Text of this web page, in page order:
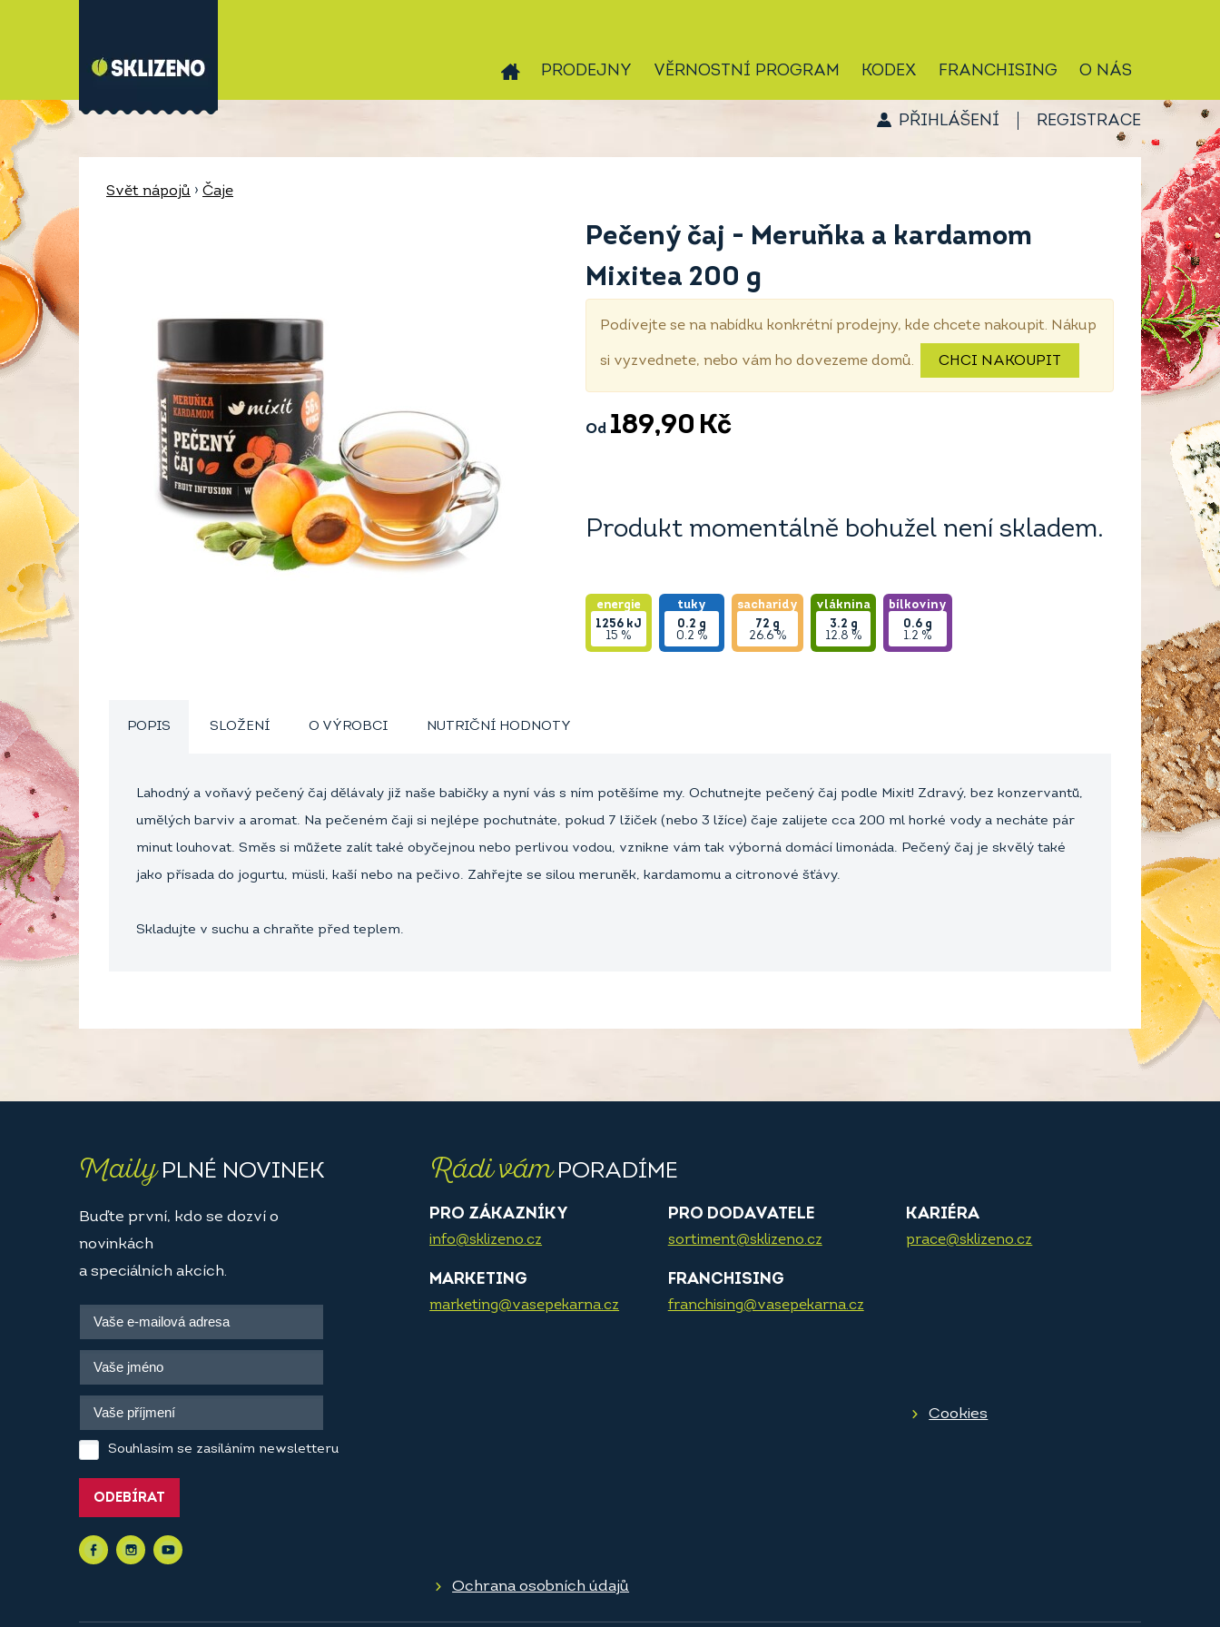
PRODEJNY VĚRNOSTNÍ PROGRAM KODEX FRANCHISING O NÁS
PŘIHLÁŠENÍ REGISTRACE
Svět nápojů › Čaje
Pečený čaj - Meruňka a kardamom
Mixitea 200 g
Podívejte se na nabídku konkrétní prodejny, kde chcete nakoupit. Nákup
si vyzvednete, nebo vám ho dovezeme domů. CHCI NAKOUPIT
Od 189,90 Kč
Produkt momentálně bohužel není skladem.
energie
1256 kJ
15 %
tuky
0.2 g
0.2 %
sacharidy
72 g
26.6 %
vláknina
3.2 g
12.8 %
bílkoviny
0.6 g
1.2 %
POPIS SLOŽENÍ O VÝROBCI NUTRIČNÍ HODNOTY
Lahodný a voňavý pečený čaj dělávaly již naše babičky a nyní vás s ním potěšíme my. Ochutnejte pečený čaj podle Mixit! Zdravý, bez konzervantů,
umělých barviv a aromat. Na pečeném čaji si nejlépe pochutnáte, pokud 7 lžiček (nebo 3 lžíce) čaje zalijete cca 200 ml horké vody a necháte pár
minut louhovat. Směs si můžete zalít také obyčejnou nebo perlivou vodou, vznikne vám tak výborná domácí limonáda. Pečený čaj je skvělý také
jako přísada do jogurtu, müsli, kaší nebo na pečivo. Zahřejte se silou meruněk, kardamomu a citronové šťávy.
Skladujte v suchu a chraňte před teplem.
MailyPLNÉ NOVINEK
Buďte první, kdo se dozví o
novinkách
a speciálních akcích.
Souhlasím se zasíláním newsletteru
ODEBÍRAT
Rádi vámPORADÍME
PRO ZÁKAZNÍKY
info@sklizeno.cz
PRO DODAVATELE
sortiment@sklizeno.cz
KARIÉRA
prace@sklizeno.cz
MARKETING
marketing@vasepekarna.cz
FRANCHISING
franchising@vasepekarna.cz
Cookies
Ochrana osobních údajů